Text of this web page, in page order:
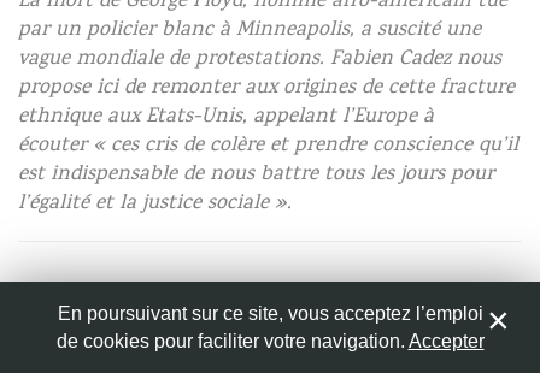
Adresse de messagerie
Site web
par un policier blanc à Minneapolis, a suscité une
vague mondiale de protestations. Fabien Cadez nous
propose ici de remonter aux origines de cette fracture
ethnique aux Etats-Unis, appelant l’Europe à
écouter« ces cris de colère et prendre conscience qu’il
est indispensable de nous battre tous les jours pour
l’égalité et la justice sociale ».
Lundi 25 mai, un policier blanc tue par asphyxie un
Afro-Américain lors d’une arrestation brutale
1
. C’est
En poursuivant sur ce site, vous acceptez l’emploi
de cookies pour faciliter votre navigation. Accepter